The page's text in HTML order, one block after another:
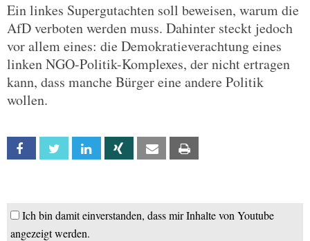
Ein linkes Supergutachten soll beweisen, warum die
AfD verboten werden muss. Dahinter steckt jedoch
vor allem eines: die Demokratieverachtung eines
linken NGO-Politik-Komplexes, der nicht ertragen
kann, dass manche Bürger eine andere Politik
wollen.
Facebook Twitter Linkedin Xing Email
Ich bin damit einverstanden, dass mir Inhalte von Youtube
angezeigt werden.